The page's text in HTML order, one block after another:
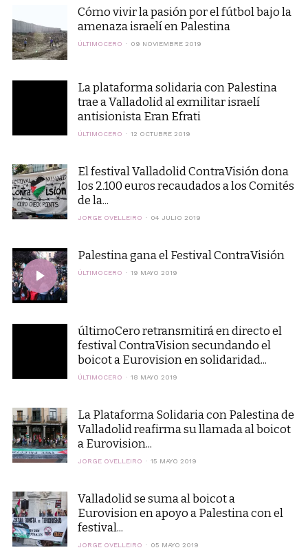
Cómo vivir la pasión por el fútbol bajo la
amenaza israelí en Palestina
ÚLTIMOCERO 09 NOVIEMBRE 2019
La plataforma solidaria con Palestina
trae a Valladolid al exmilitar israelí
antisionista Eran Efrati
ÚLTIMOCERO 12 OCTUBRE 2019
El festival Valladolid ContraVisión dona
los 2.100 euros recaudados a los Comités
de la...
JORGE OVELLEIRO 04 JULIO 2019
Palestina gana el Festival ContraVisión
ÚLTIMOCERO 19 MAYO 2019
últimoCero retransmitirá en directo el
festival ContraVision secundando el
boicot a Eurovision en solidaridad...
ÚLTIMOCERO 18 MAYO 2019
La Plataforma Solidaria con Palestina de
Valladolid reafirma su llamada al boicot
a Eurovision...
JORGE OVELLEIRO 15 MAYO 2019
Valladolid se suma al boicot a
Eurovision en apoyo a Palestina con el
festival...
JORGE OVELLEIRO 05 MAYO 2019